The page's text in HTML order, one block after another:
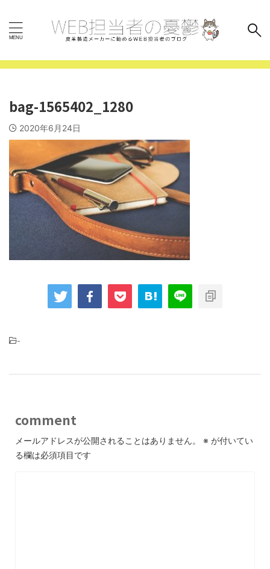
bag-1565402_1280
2020年6月24日
-
comment
メールアドレスが公開されることはありません。 ※ が付いてい
る欄は必須項目です